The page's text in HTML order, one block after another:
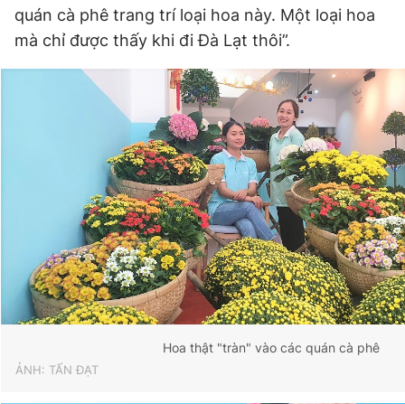
quán cà phê trang trí loại hoa này. Một loại hoa
mà chỉ được thấy khi đi Đà Lạt thôi”.
Hoa thật "tràn" vào các quán cà phê
ẢNH: TẤN ĐẠT